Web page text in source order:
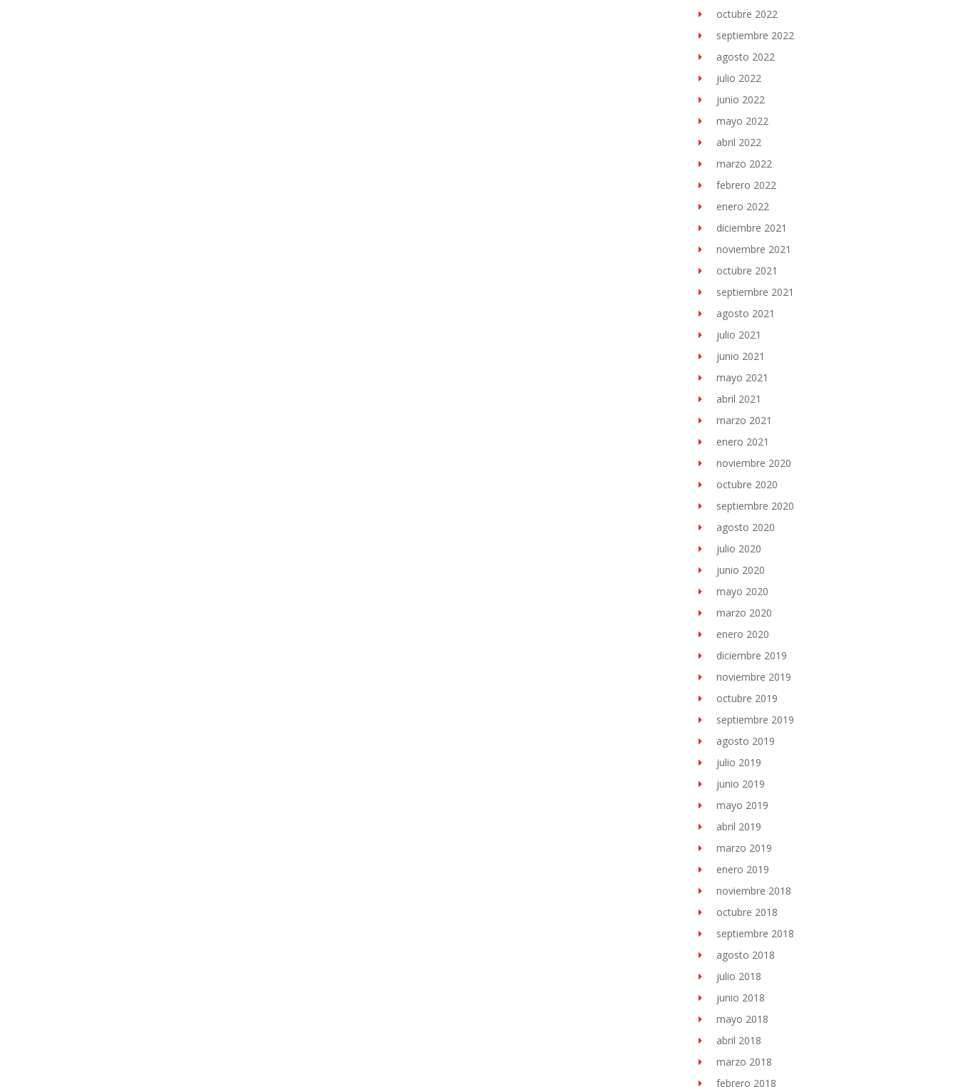
octubre 2022
septiembre 2022
agosto 2022
julio 2022
junio 2022
mayo 2022
abril 2022
marzo 2022
febrero 2022
enero 2022
diciembre 2021
noviembre 2021
octubre 2021
septiembre 2021
agosto 2021
julio 2021
junio 2021
mayo 2021
abril 2021
marzo 2021
enero 2021
noviembre 2020
octubre 2020
septiembre 2020
agosto 2020
julio 2020
junio 2020
mayo 2020
marzo 2020
enero 2020
diciembre 2019
noviembre 2019
octubre 2019
septiembre 2019
agosto 2019
julio 2019
junio 2019
mayo 2019
abril 2019
marzo 2019
enero 2019
noviembre 2018
octubre 2018
septiembre 2018
agosto 2018
julio 2018
junio 2018
mayo 2018
abril 2018
marzo 2018
febrero 2018